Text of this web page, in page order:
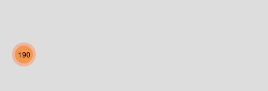
190